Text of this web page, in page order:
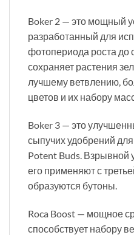
Boker 2 — это мощный
разработанный для
фотопериода роста до
сохраняет растения
лучшему ветвлению,
цветов и их набору
Boker 3 — это
сыпучих удобрений
Potent Buds. Взрывной
его применяют с
образуются бутоны.
Roca Boost — мощное
способствует набору